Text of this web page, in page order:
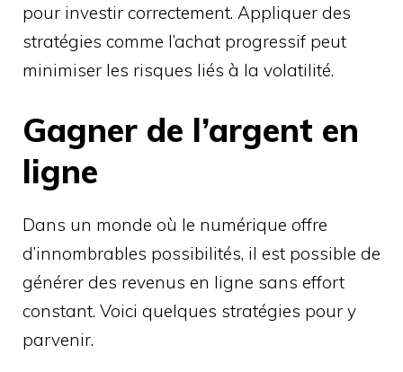
pour investir correctement. Appliquer des
stratégies comme l’achat progressif peut
minimiser les risques liés à la volatilité.
Gagner de l’argent en
ligne
Dans un monde où le numérique offre
d’innombrables possibilités, il est possible de
générer des revenus en ligne sans effort
constant. Voici quelques stratégies pour y
parvenir.